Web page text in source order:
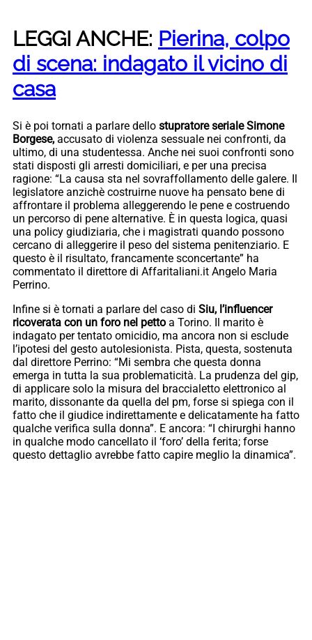
LEGGI ANCHE: Pierina, colpo
di scena: indagato il vicino di
casa
Si è poi tornati a parlare dello stupratore seriale Simone
Borgese, accusato di violenza sessuale nei confronti, da
ultimo, di una studentessa. Anche nei suoi confronti sono
stati disposti gli arresti domiciliari, e per una precisa
ragione: “La causa sta nel sovraffollamento delle galere. Il
legislatore anzichè costruirne nuove ha pensato bene di
affrontare il problema alleggerendo le pene e costruendo
un percorso di pene alternative. È in questa logica, quasi
una policy giudiziaria, che i magistrati quando possono
cercano di alleggerire il peso del sistema penitenziario. E
questo è il risultato, francamente sconcertante” ha
commentato il direttore di Affaritaliani.it Angelo Maria
Perrino.
Infine si è tornati a parlare del caso di Siu, l’influencer
ricoverata con un foro nel petto a Torino. Il marito è
indagato per tentato omicidio, ma ancora non si esclude
l’ipotesi del gesto autolesionista. Pista, questa, sostenuta
dal direttore Perrino: “Mi sembra che questa donna
emerga in tutta la sua problematicità. La prudenza del gip,
di applicare solo la misura del braccialetto elettronico al
marito, dissonante da quella del pm, forse si spiega con il
fatto che il giudice indirettamente e delicatamente ha fatto
qualche verifica sulla donna”. E ancora: “I chirurghi hanno
in qualche modo cancellato il ‘foro’ della ferita; forse
questo dettaglio avrebbe fatto capire meglio la dinamica”.